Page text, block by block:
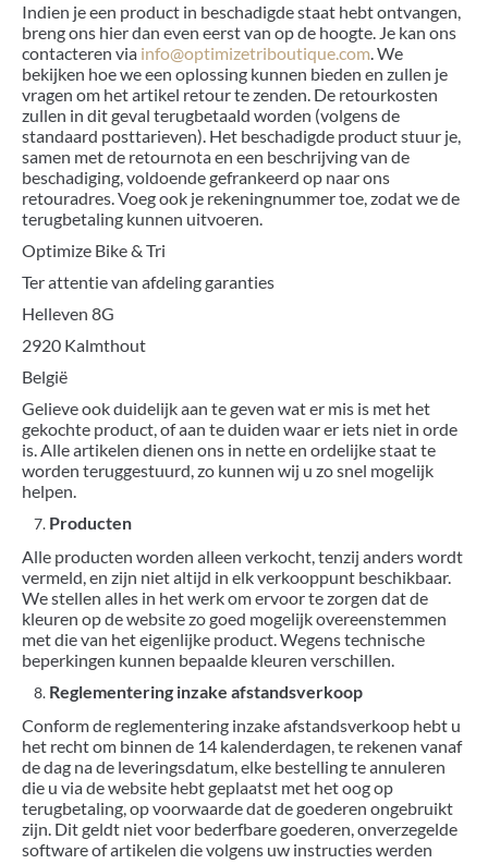
Indien je een product in beschadigde staat hebt ontvangen,
breng ons hier dan even eerst van op de hoogte. Je kan ons
contacteren via info@optimizetriboutique.com. We
bekijken hoe we een oplossing kunnen bieden en zullen je
vragen om het artikel retour te zenden. De retourkosten
zullen in dit geval terugbetaald worden (volgens de
standaard posttarieven). Het beschadigde product stuur je,
samen met de retournota en een beschrijving van de
beschadiging, voldoende gefrankeerd op naar ons
retouradres. Voeg ook je rekeningnummer toe, zodat we de
terugbetaling kunnen uitvoeren.
Optimize Bike & Tri
Ter attentie van afdeling garanties
Helleven 8G
2920 Kalmthout
België
Gelieve ook duidelijk aan te geven wat er mis is met het
gekochte product, of aan te duiden waar er iets niet in orde
is. Alle artikelen dienen ons in nette en ordelijke staat te
worden teruggestuurd, zo kunnen wij u zo snel mogelijk
helpen.
Producten
Alle producten worden alleen verkocht, tenzij anders wordt
vermeld, en zijn niet altijd in elk verkooppunt beschikbaar.
We stellen alles in het werk om ervoor te zorgen dat de
kleuren op de website zo goed mogelijk overeenstemmen
met die van het eigenlijke product. Wegens technische
beperkingen kunnen bepaalde kleuren verschillen.
Reglementering inzake afstandsverkoop
Conform de reglementering inzake afstandsverkoop hebt u
het recht om binnen de 14 kalenderdagen, te rekenen vanaf
de dag na de leveringsdatum, elke bestelling te annuleren
die u via de website hebt geplaatst met het oog op
terugbetaling, op voorwaarde dat de goederen ongebruikt
zijn. Dit geldt niet voor bederfbare goederen, onverzegelde
software of artikelen die volgens uw instructies werden